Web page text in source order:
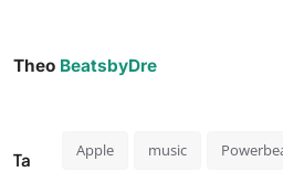
Theo BeatsbyDre
Ta
Apple music